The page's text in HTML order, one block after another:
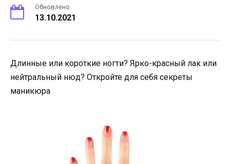
Обновлено
13.10.2021
Длинные или короткие ногти? Ярко-красный лак или
нейтральный нюд? Откройте для себя секреты
маникюра